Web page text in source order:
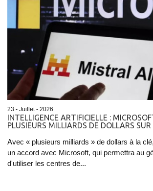
23 - Juillet - 2026
INTELLIGENCE ARTIFICIELLE :
PLUSIEURS MILLIARDS DE DOLLARS
Avec « plusieurs milliards » de dollars à la
un accord avec Microsoft, qui permettra au
d'utiliser les centres de...